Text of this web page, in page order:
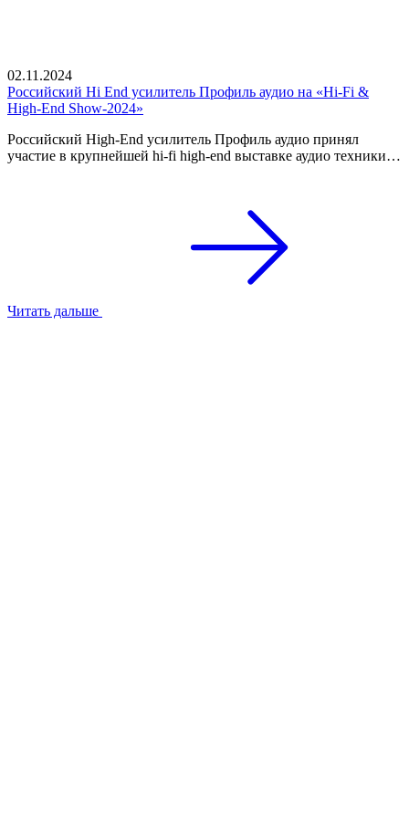
02.11.2024
Российский Hi End усилитель Профиль аудио на «Hi-Fi &
High-End Show-2024»
Российский High-End усилитель Профиль аудио принял
участие в крупнейшей hi-fi high-end выставке аудио техники…
Читать дальше